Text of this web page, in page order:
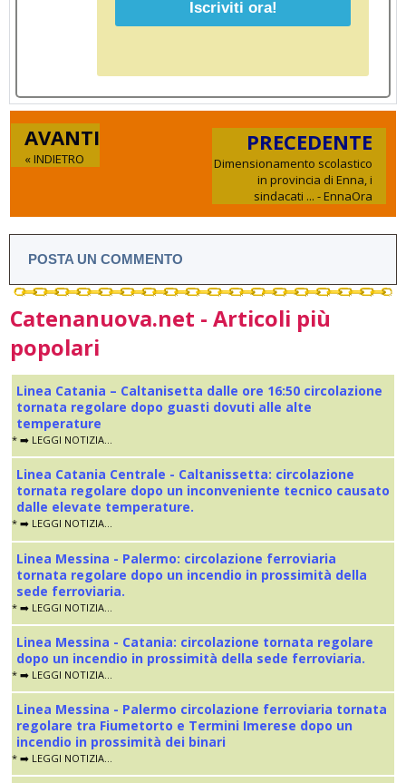
AVANTI
« INDIETRO
PRECEDENTE
Dimensionamento scolastico
in provincia di Enna, i
sindacati ... - EnnaOra
POSTA UN COMMENTO
Catenanuova.net - Articoli più
popolari
Linea Catania – Caltanisetta dalle ore 16:50 circolazione
tornata regolare dopo guasti dovuti alle alte
temperature
* ➡️ LEGGI NOTIZIA...
Linea Catania Centrale - Caltanissetta: circolazione
tornata regolare dopo un inconveniente tecnico causato
dalle elevate temperature.
* ➡️ LEGGI NOTIZIA...
Linea Messina - Palermo: circolazione ferroviaria
tornata regolare dopo un incendio in prossimità della
sede ferroviaria.
* ➡️ LEGGI NOTIZIA...
Linea Messina - Catania: circolazione tornata regolare
dopo un incendio in prossimità della sede ferroviaria.
* ➡️ LEGGI NOTIZIA...
Linea Messina - Palermo circolazione ferroviaria tornata
regolare tra Fiumetorto e Termini Imerese dopo un
incendio in prossimità dei binari
* ➡️ LEGGI NOTIZIA...